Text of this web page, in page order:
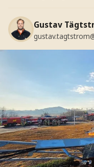
Gustav